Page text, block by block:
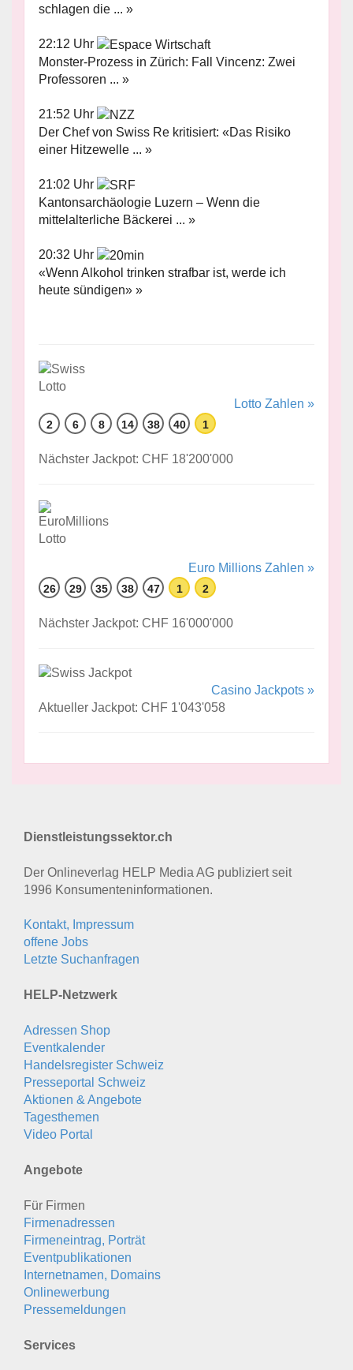
schlagen die ... »
22:12 Uhr
Monster-Prozess in Zürich: Fall Vincenz: Zwei
Professoren ... »
21:52 Uhr
Der Chef von Swiss Re kritisiert: «Das Risiko
einer Hitzewelle ... »
21:02 Uhr
Kantonsarchäologie Luzern – Wenn die
mittelalterliche Bäckerei ... »
20:32 Uhr
«Wenn Alkohol trinken strafbar ist, werde ich
heute sündigen» »
Lotto Zahlen »
2 6 8 14 38 40 1
Nächster Jackpot: CHF 18'200'000
Euro Millions Zahlen »
26 29 35 38 47 1 2
Nächster Jackpot: CHF 16'000'000
Casino Jackpots »
Aktueller Jackpot: CHF 1'043'058
Dienstleistungssektor.ch
Der Onlineverlag HELP Media AG publiziert seit
1996 Konsumenten­informationen.
Kontakt, Impressum
offene Jobs
Letzte Suchanfragen
HELP-Netzwerk
Adressen Shop
Eventkalender
Handelsregister Schweiz
Presseportal Schweiz
Aktionen & Angebote
Tagesthemen
Video Portal
Angebote
Für Firmen
Firmenadressen
Firmeneintrag, Porträt
Eventpublikationen
Internetnamen, Domains
Onlinewerbung
Pressemeldungen
Services